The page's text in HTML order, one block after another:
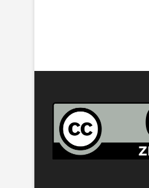
aber
überlesen
wird
(1)
Beiträge